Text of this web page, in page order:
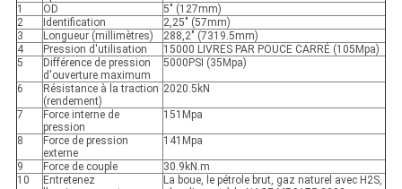
1
OD
5" (127mm)
2
Identification
2,25" (57mm)
3
Longueur (millimètres)
288,2" (7319.5mm)
4
Pression d'utilisation
15000 LIVRES PAR POUCE CARRÉ (105Mpa)
5
Différence de pression
d'ouverture maximum
5000PSI (35Mpa)
6
Résistance à la traction
(rendement)
2020.5kN
7
Force interne de
pression
151Mpa
8
Force de pression
externe
141Mpa
9 Force de couple
30.9kN.m
10
Entretenez
La boue, le pétrole brut, gaz naturel avec H2S,